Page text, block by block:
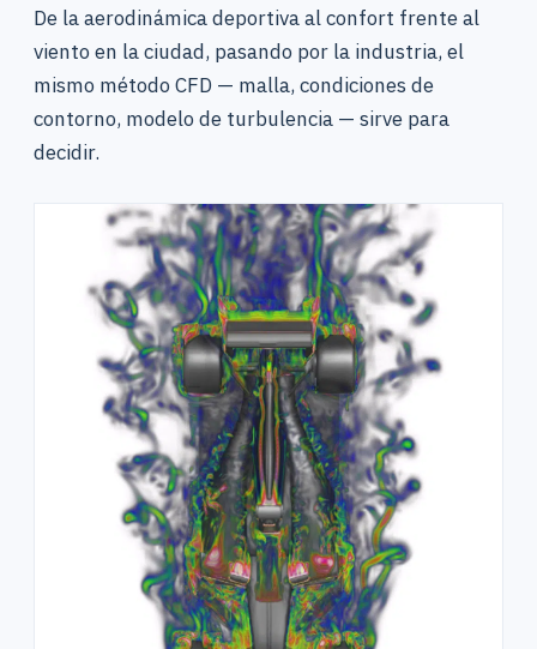
De la aerodinámica deportiva al confort frente al
viento en la ciudad, pasando por la industria, el
mismo método CFD — malla, condiciones de
contorno, modelo de turbulencia — sirve para
decidir.